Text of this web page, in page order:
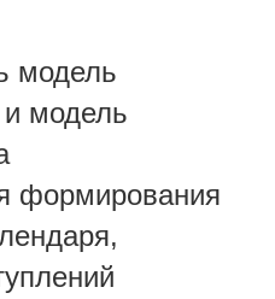
модель
модель
формирования